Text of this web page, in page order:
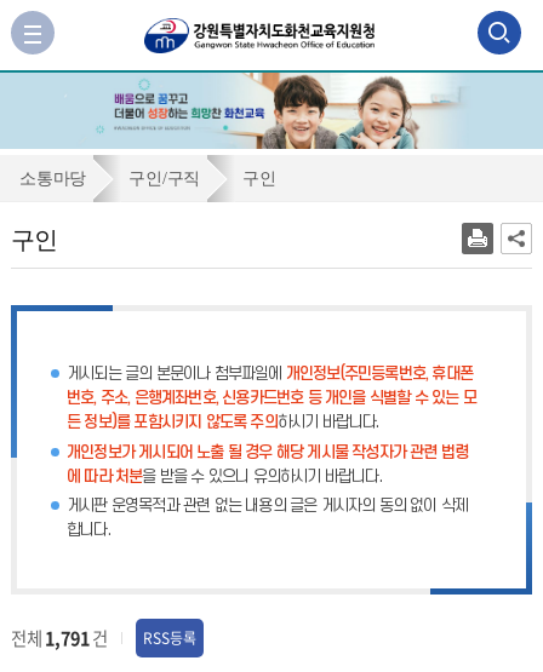
검
색
역
기
사
이
가
구소통마당 구인/구직 구인
구인
게시되는 글의 본문이나 첨부파일에 개인정보(주민등록번호, 휴대폰
번호, 주소, 은행계좌번호, 신용카드번호 등 개인을 식별할 수 있는 모
든 정보)를 포함시키지 않도록 주의하시기 바랍니다.
개인정보가 게시되어 노출 될 경우 해당 게시물 작성자가 관련 법령
에 따라 처분을 받을 수 있으니 유의하시기 바랍니다.
게시판 운영목적과 관련 없는 내용의 글은 게시자의 동의 없이 삭제
합니다.
전체1,791건 RSS등록